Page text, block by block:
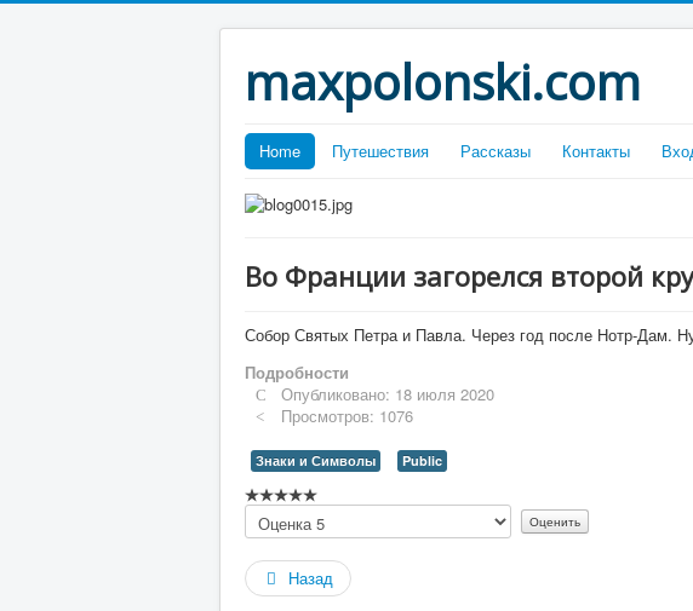
maxpolonski.com
Home Путешествия Рассказы Контакты
Во Франции загорелся второй
Собор Святых Петра и Павла. Через год после Нотр-Дам.
Подробности
Опубликовано: 18 июля 2020
Просмотров: 1076
Знаки и Символы Public
Рейтинг:
/
Пожалуйста,
оцените
Назад